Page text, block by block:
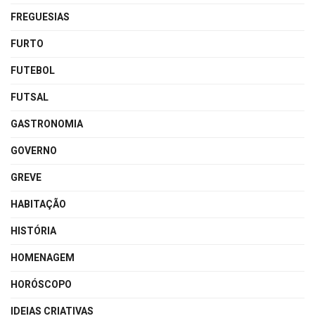
FREGUESIAS
FURTO
FUTEBOL
FUTSAL
GASTRONOMIA
GOVERNO
GREVE
HABITAÇÃO
HISTÓRIA
HOMENAGEM
HORÓSCOPO
IDEIAS CRIATIVAS